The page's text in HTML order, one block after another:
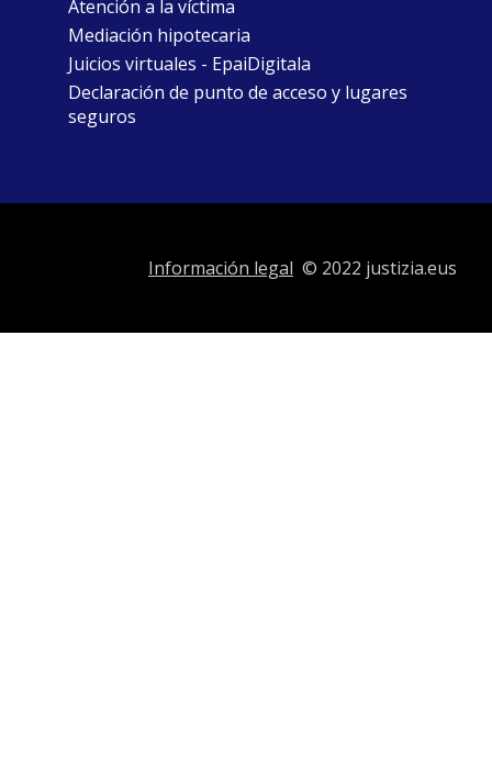
Atención a la víctima
Mediación hipotecaria
Juicios virtuales - EpaiDigitala
Declaración de punto de acceso y lugares
seguros
Información legal © 2022 justizia.eus